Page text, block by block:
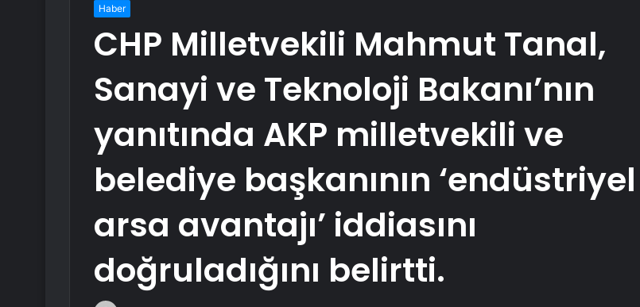
Haber
CHP Milletvekili Mahmut Tanal,
Sanayi ve Teknoloji Bakanı’nın
yanıtında AKP milletvekili ve
belediye başkanının ‘endüstriyel
arsa avantajı’ iddiasını
doğruladığını belirtti.